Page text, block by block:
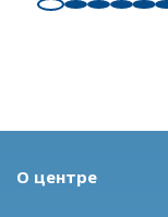
О центре